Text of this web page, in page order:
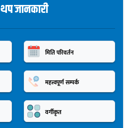
थप जानकारी
मिति परिवर्तन
महत्त्वपूर्ण सम्पर्क
वर्गीकृत